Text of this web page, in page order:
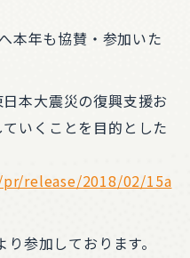
本年も協賛・参加いた
日本大震災の復興支援お
いくことを目的とした
release/2018/02/15a
参加しております。